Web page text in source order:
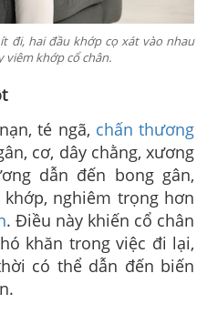
đi, hai đầu khớp cọ xát vào nhau
viêm khớp cổ chân.
té ngã, chấn thương
cơ, dây chằng, xương
dẫn đến bong gân,
nghiêm trọng hơn
. Điều này khiến cổ chân
khăn trong việc đi lại,
có thể dẫn đến biến